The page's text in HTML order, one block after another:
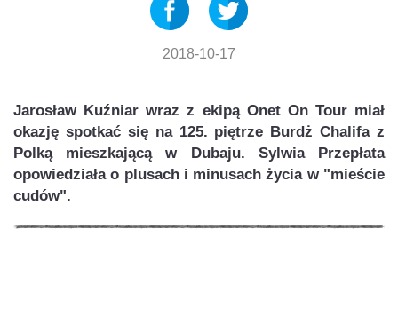
2018-10-17
Jarosław Kuźniar wraz z ekipą Onet On Tour miał
okazję spotkać się na 125. piętrze Burdż Chalifa z
Polką mieszkającą w Dubaju. Sylwia Przepłata
opowiedziała o plusach i minusach życia w "mieście
cudów".